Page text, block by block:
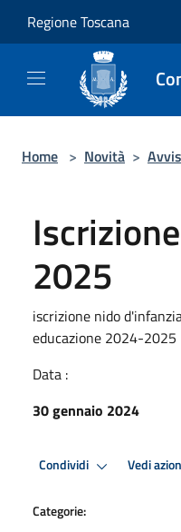
Regione Toscana
Home > Novità >
2025
iscrizione nido
educazione 2024-2025
Data :
30 gennaio 2024
Condividi Vedi
Categorie: